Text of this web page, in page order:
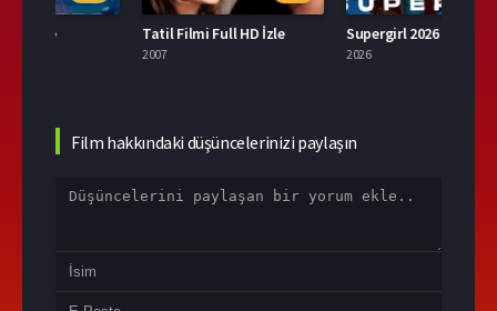
Tatil Filmi Full HD İzle Supergirl 2026 İzle
Film hakkındaki düşüncelerinizi paylaşın